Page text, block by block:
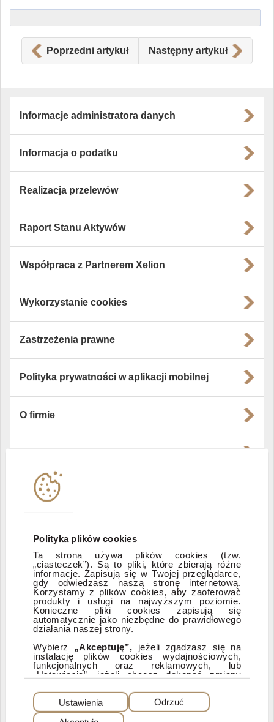
Polityka plików cookies
Ta strona używa plików cookies (tzw.
„ciasteczek”). Są to pliki, które zbierają różne
informacje. Zapisują się w Twojej przeglądarce,
gdy odwiedzasz naszą stronę internetową.
Korzystamy z plików cookies, aby zaoferować
produkty i usługi na najwyższym poziomie.
Konieczne pliki cookies zapisują się
automatycznie jako niezbędne do prawidłowego
działania naszej strony.
Wybierz „Akceptuję”, jeżeli zgadzasz się na
instalację plików cookies wydajnościowych,
funkcjonalnych oraz reklamowych, lub
„Ustawienia”, jeżeli chcesz dokonać zmiany
Dzięki plikom cookies możemy: udostępniać
nasz serwis, dostosowywać go do Twoich
Ustawienia Odrzuć
Poprzedni artykuł Następny artykuł
Informacje administratora danych
Informacja o podatku
Realizacja przelewów
Raport Stanu Aktywów
Współpraca z Partnerem Xelion
Wykorzystanie cookies
Zastrzeżenia prawne
Polityka prywatności w aplikacji mobilnej
O firmie
Instytucje współpracujące
Zastrzeżenia prawne
ESG
PEŁNA WERSJA SERWISU